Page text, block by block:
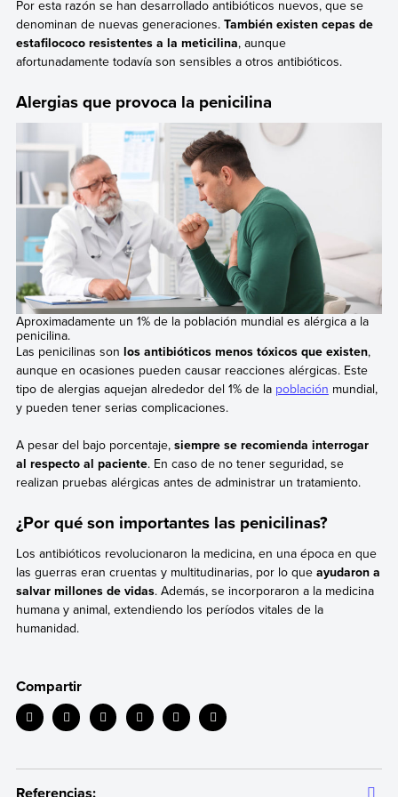
Por esta razón se han desarrollado antibióticos nuevos, que se
denominan de nuevas generaciones. También existen cepas de
estafilococo resistentes a la meticilina, aunque
afortunadamente todavía son sensibles a otros antibióticos.
Alergias que provoca la penicilina
Aproximadamente un 1% de la población mundial es alérgica a la
penicilina.
Las penicilinas son los antibióticos menos tóxicos que existen,
aunque en ocasiones pueden causar reacciones alérgicas. Este
tipo de alergias aquejan alrededor del 1% de la población mundial,
y pueden tener serias complicaciones.
A pesar del bajo porcentaje, siempre se recomienda interrogar
al respecto al paciente. En caso de no tener seguridad, se
realizan pruebas alérgicas antes de administrar un tratamiento.
¿Por qué son importantes las penicilinas?
Los antibióticos revolucionaron la medicina, en una época en que
las guerras eran cruentas y multitudinarias, por lo queayudaron a
salvar millones de vidas. Además, se incorporaron a la medicina
humana y animal, extendiendo los períodos vitales de la
humanidad.
Compartir
Referencias: